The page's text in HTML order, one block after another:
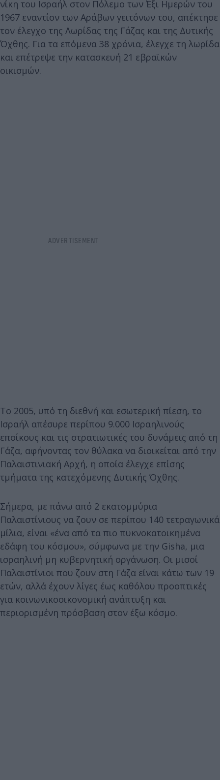
νίκη του Ισραήλ στον Πόλεμο των Έξι Ημερών του
1967 εναντίον των Αράβων γειτόνων του, απέκτησε
τον έλεγχο της Λωρίδας της Γάζας και της Δυτικής
Όχθης. Για τα επόμενα 38 χρόνια, έλεγχε τη λωρίδα
και επέτρεψε την κατασκευή 21 εβραϊκών
οικισμών.
Το 2005, υπό τη διεθνή και εσωτερική πίεση, το
Ισραήλ απέσυρε περίπου 9.000 Ισραηλινούς
εποίκους και τις στρατιωτικές του δυνάμεις από τη
Γάζα, αφήνοντας τον θύλακα να διοικείται από την
Παλαιστινιακή Αρχή, η οποία έλεγχε επίσης
τμήματα της κατεχόμενης Δυτικής Όχθης.
Σήμερα, με πάνω από 2 εκατομμύρια
Παλαιστίνιους να ζουν σε περίπου 140 τετραγωνικά
μίλια, είναι «ένα από τα πιο πυκνοκατοικημένα
εδάφη του κόσμου», σύμφωνα με την Gisha, μια
ισραηλινή μη κυβερνητική οργάνωση. Οι μισοί
Παλαιστίνιοι που ζουν στη Γάζα είναι κάτω των 19
ετών, αλλά έχουν λίγες έως καθόλου προοπτικές
για κοινωνικοοικονομική ανάπτυξη και
περιορισμένη πρόσβαση στον έξω κόσμο.